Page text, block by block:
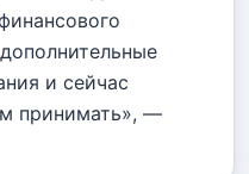
и сейчас
принимать», —